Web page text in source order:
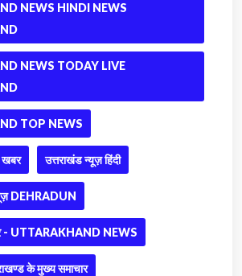
NEWS HINDI NEWS
NEWS TODAY LIVE
TOP NEWS
खबर उत्तराखंड न्यूज़ हिंदी
DEHRADUN
- UTTARAKHAND NEWS
के मुख्य समाचार